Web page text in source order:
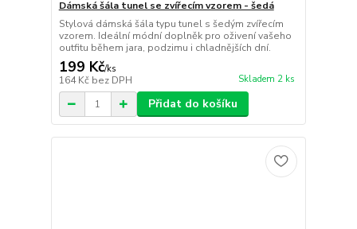
Dámská šála tunel se zvířecím vzorem - šedá
Stylová dámská šála typu tunel s šedým zvířecím
vzorem. Ideální módní doplněk pro oživení vašeho
outfitu během jara, podzimu i chladnějších dní.
199 Kč/ks
164 Kč bez DPH Skladem 2 ks
Přidat do košíku